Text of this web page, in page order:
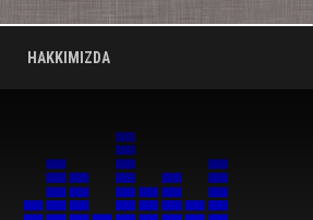
HAKKIMIZDA